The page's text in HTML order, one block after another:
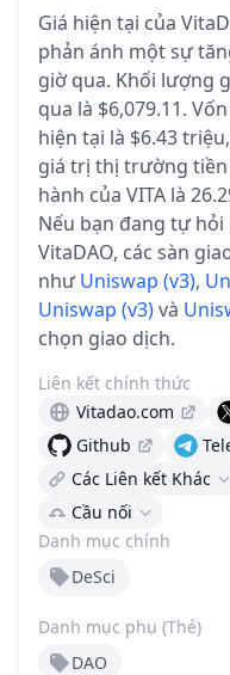
Giá hiện tại của
phản ánh một sự
giờ qua. Khối lượng
qua là $6,079.11.
hiện tại là $6.43
giá trị thị trường
hành của VITA là
Nếu bạn đang tự hỏi
VitaDAO, các sàn
như Uniswap (v3),
Uniswap (v3)và
chọn giao dịch.
Danh mục chính
DeSci
Danh mục phụ (Thẻ)
DAO
Liên kết chính thức
Vitadao.com
Github
Các Liên kết Khác
Cầu nối